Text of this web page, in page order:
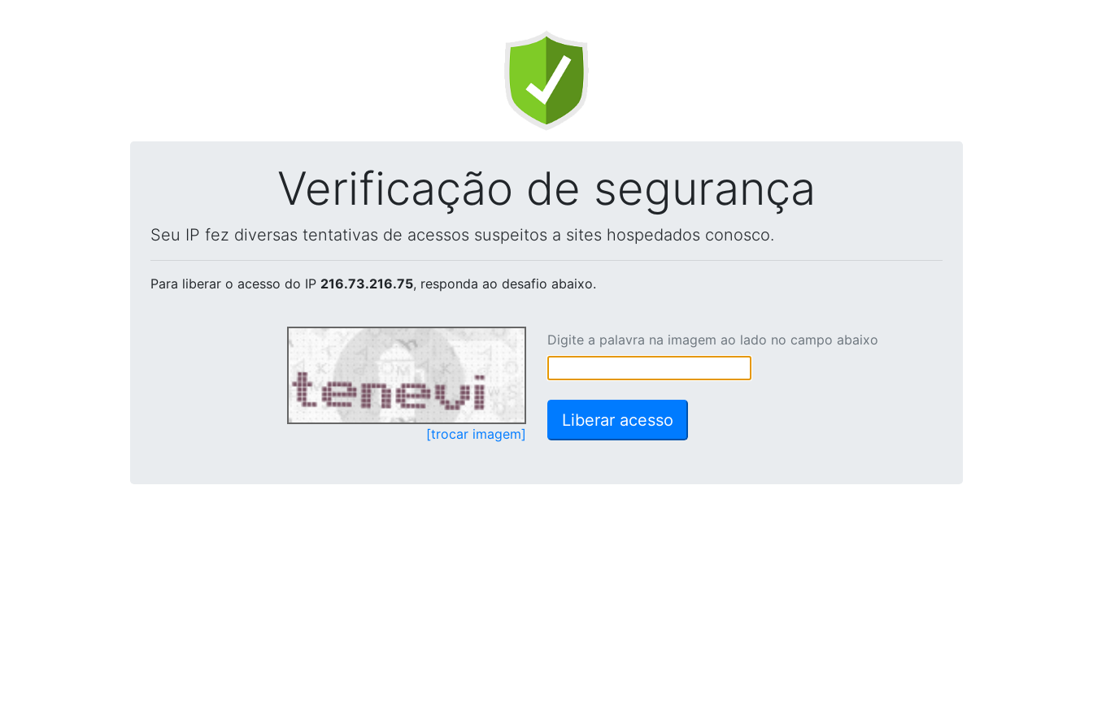
Verificação de segurança
Seu IP fez diversas tentativas de acessos suspeitos a sites hospedados conosco.
Para liberar o acesso do IP 216.73.216.75, responda ao desafio abaixo.
[trocar imagem]
Digite a palavra na imagem ao lado no campo abaixo